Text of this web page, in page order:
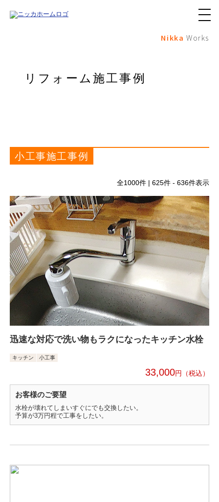
メ
ュ
Nikka Works
リフォーム施工事例
小工事施工事例
全1000件 | 625件 - 636件表示
迅速な対応で洗い物もラクになったキッチン水栓
キッチン 小工事
33,000円
お客様のご要望
水栓が壊れてしまいすぐにでも交換したい。
予算が3万円程で工事をしたい。